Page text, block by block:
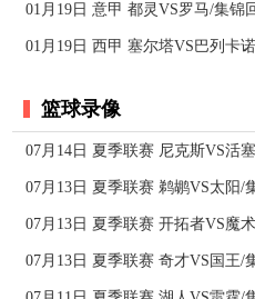
01月19日 意甲 都灵VS罗马/集锦
01月19日 西甲 塞尔塔VS巴列卡
篮球录像
07月14日 夏季联赛 尼克斯VS活
07月13日 夏季联赛 鹈鹕VS太阳/
07月13日 夏季联赛 开拓者VS魔
07月13日 夏季联赛 奇才VS国王/